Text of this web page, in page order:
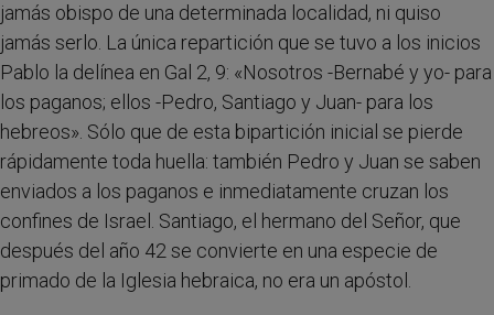
jamás obispo de una determinada localidad, ni quiso
jamás serlo. La única repartición que se tuvo a los inicios
Pablo la delínea en Gal 2, 9: «Nosotros -Bernabé y yo- para
los paganos; ellos -Pedro, Santiago y Juan- para los
hebreos». Sólo que de esta bipartición inicial se pierde
rápidamente toda huella: también Pedro y Juan se saben
enviados a los paganos e inmediatamente cruzan los
confines de Israel. Santiago, el hermano del Señor, que
después del año 42 se convierte en una especie de
primado de la Iglesia hebraica, no era un apóstol.